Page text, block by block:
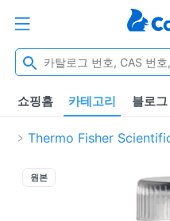
쇼핑홈 카테고리 블로그
Thermo Fisher
원본